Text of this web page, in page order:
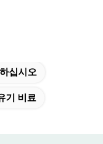
십시오
기 비료